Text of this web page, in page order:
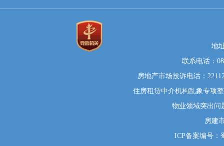
地
联系电话：
房地产市场投诉电话：
住房租赁中介机构乱象专项
物业领域突出问
房建
ICP备案编号：